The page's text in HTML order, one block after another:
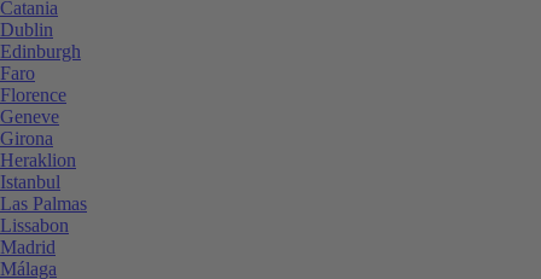
Catania
Dublin
Edinburgh
Faro
Florence
Geneve
Girona
Heraklion
Istanbul
Las Palmas
Lissabon
Madrid
Málaga